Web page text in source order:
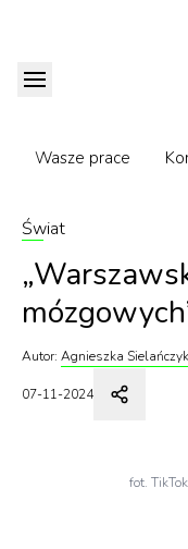
Wasze prace
Świat
Autor: Agnieszka Sielańczyk
07-11-2024
fot.